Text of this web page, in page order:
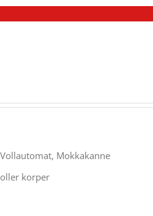
Mokkakanne
korper